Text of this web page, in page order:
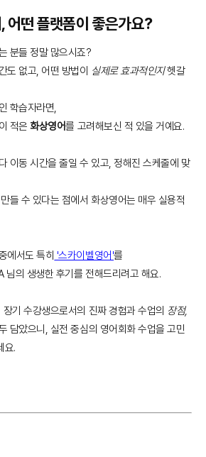
어떤 플랫폼이 좋은가요?
분들 정말 많으시죠?
도 없고, 어떤 방법이 실제로 효과적인지헷갈
학습자라면,
적은화상영어를 고려해보신 적 있을 거예요.
이동 시간을 줄일 수 있고, 정해진 스케줄에 맞
들 수 있다는 점에서 화상영어는 매우 실용적
에서도 특히 '스카이벨영어'를
님의 생생한 후기를 전해드리려고 해요.
기 수강생으로서의 진짜 경험과 수업의 장점,
담았으니, 실전 중심의 영어회화 수업을 고민
요.